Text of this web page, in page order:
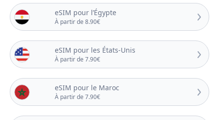
eSIM pour l’Égypte
À partir de 8.90€
eSIM pour les États-Unis
À partir de 7.90€
eSIM pour le Maroc
À partir de 7.90€